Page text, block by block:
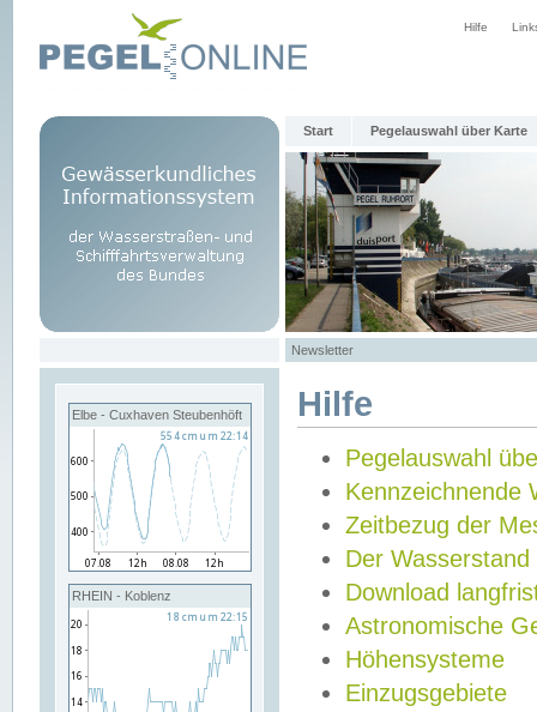
Hilfe
Start Pegelauswahl über Karte
Newsletter
Elbe - Cuxhaven Steubenhöft
RHEIN - Koblenz
Hilfe
Pegelauswahl
Kennzeichnende
Zeitbezug der
Der Wasserstand
Download
Astronomische
Höhensysteme
Einzugsgebiete